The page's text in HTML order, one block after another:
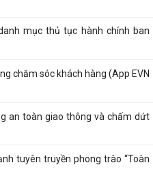
mục thủ tục hành chính ban
chăm sóc khách hàng (App EVN
an toàn giao thông và chấm dứt
tuyên truyền phong trào “Toàn